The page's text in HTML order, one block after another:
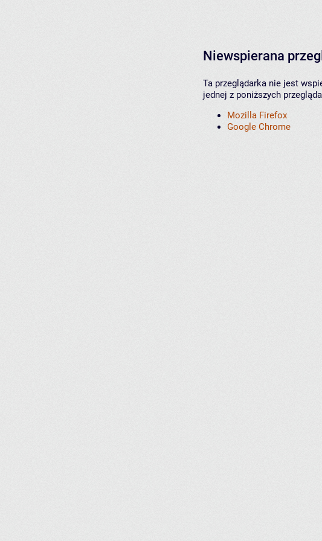
Niewspierana
Ta przeglądarka nie jest
jednej z poniższych
Mozilla Firefox
Google Chrome